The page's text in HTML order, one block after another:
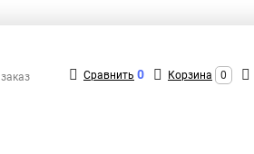
Сравнить 0 Корзина 0